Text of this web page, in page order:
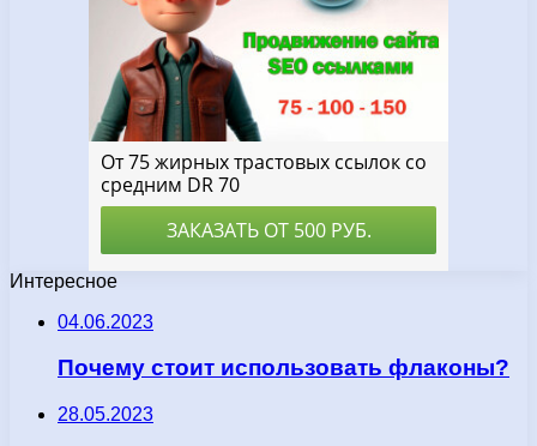
Интересное
04.06.2023
Почему стоит использовать флаконы?
28.05.2023